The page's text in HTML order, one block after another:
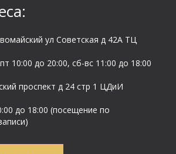
ул Cоветская д 42А ТЦ
10:00 до 20:00, сб-вс 11:00 до 18:00
проспект д 24 стр 1 ЦДиИ
до 18:00 (посещение по